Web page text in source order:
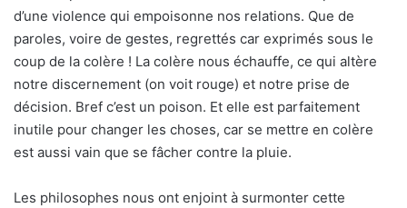
d’une violence qui empoisonne nos relations. Que de
paroles, voire de gestes, regrettés car exprimés sous le
coup de la colère ! La colère nous échauffe, ce qui altère
notre discernement (on voit rouge) et notre prise de
décision. Bref c’est un poison. Et elle est parfaitement
inutile pour changer les choses, car se mettre en colère
est aussi vain que se fâcher contre la pluie.
Les philosophes nous ont enjoint à surmonter cette